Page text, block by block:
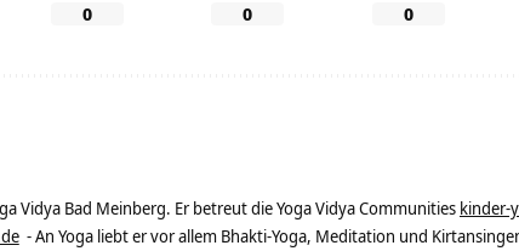
0 0 0
Vidya Bad Meinberg. Er betreut die Yoga Vidya Communities kinder-
- An Yoga liebt er vor allem Bhakti-Yoga, Meditation und